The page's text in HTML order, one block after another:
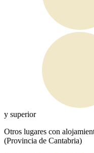
y superior
Otros lugares con
(Provincia de Cantabria)